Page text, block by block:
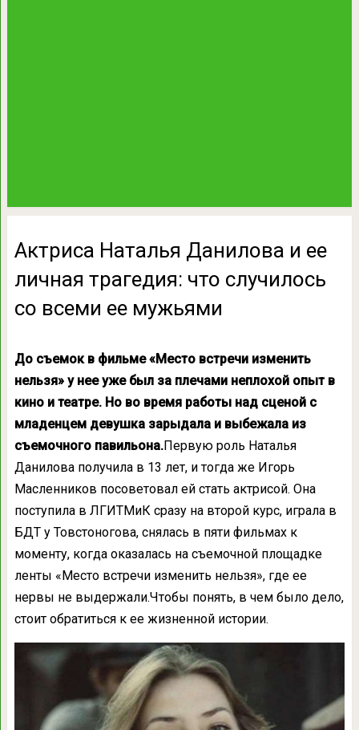
Актриса Наталья Данилова и ее
личная трагедия: что случилось
со всеми ее мужьями
До съемок в фильме «Место встречи изменить
нельзя» у нее уже был за плечами неплохой опыт в
кино и театре. Но во время работы над сценой с
младенцем девушка зарыдала и выбежала из
съемочного павильона.Первую роль Наталья
Данилова получила в 13 лет, и тогда же Игорь
Масленников посоветовал ей стать актрисой. Она
поступила в ЛГИТМиК сразу на второй курс, играла в
БДТ у Товстоногова, снялась в пяти фильмах к
моменту, когда оказалась на съемочной площадке
ленты «Место встречи изменить нельзя», где ее
нервы не выдержали.Чтобы понять, в чем было дело,
стоит обратиться к ее жизненной истории.